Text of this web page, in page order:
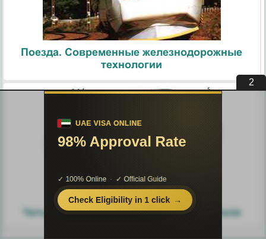
Поезда. Современные железнодорожные
технологии
Узлы и агрегаты автомобиля.
Четырехтактный цикл работы двигателя
1